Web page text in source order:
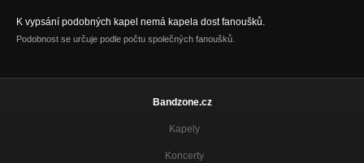
K vypsání podobných kapel nemá kapela dost fanoušků.
Podobnost se určuje podle počtu společných fanoušků.
Bandzone.cz
Kapely
Koncerty